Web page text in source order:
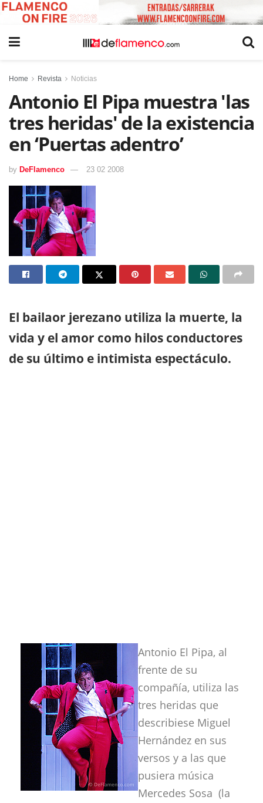
Home Revista Noticias
Antonio El Pipa muestra 'las
tres heridas' de la existencia
en ‘Puertas adentro’
by DeFlamenco 23 02 2008
El bailaor jerezano utiliza la muerte, la
vida y el amor como hilos conductores
de su último e intimista espectáculo.
Antonio El Pipa, al
frente de su
compañía, utiliza las
tres heridas que
describiese Miguel
Hernández en sus
versos y a las que
pusiera música
Mercedes Sosa (la